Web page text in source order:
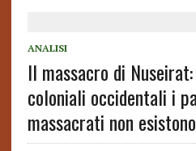
ANALISI
Il massacro di
coloniali occidentali i
massacrati non esistono